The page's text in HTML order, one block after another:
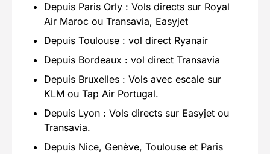
Depuis Paris Orly : Vols directs sur Royal
Air Maroc ou Transavia, Easyjet
Depuis Toulouse : vol direct Ryanair
Depuis Bordeaux : vol direct Transavia
Depuis Bruxelles : Vols avec escale sur
KLM ou Tap Air Portugal.
Depuis Lyon : Vols directs sur Easyjet ou
Transavia.
Depuis Nice, Genève, Toulouse et Paris